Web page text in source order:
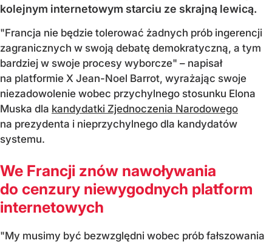
kolejnym internetowym starciu ze skrajną lewicą.
"Francja nie będzie tolerować żadnych prób ingerencji
zagranicznych w swoją debatę demokratyczną, a tym
bardziej w swoje procesy wyborcze" – napisał
na platformie X Jean-Noel Barrot, wyrażając swoje
niezadowolenie wobec przychylnego stosunku Elona
Muska dla kandydatki Zjednoczenia Narodowego
na prezydenta i nieprzychylnego dla kandydatów
systemu.
We Francji znów nawoływania
do cenzury niewygodnych platform
internetowych
"My musimy być bezwzględni wobec prób fałszowania